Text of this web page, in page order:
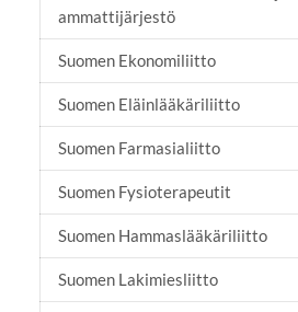
ammattijärjestö
Suomen Ekonomiliitto
Suomen Eläinlääkäriliitto
Suomen Farmasialiitto
Suomen Fysioterapeutit
Suomen Hammaslääkäriliitto
Suomen Lakimiesliitto